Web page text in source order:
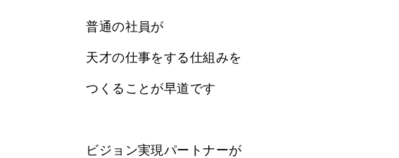
普通の社員が
天才の仕事をする仕組みを
つくることが早道です
ビジョン実現パートナーが